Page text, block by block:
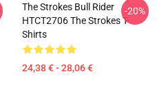
The Strokes Bull Rider
HTCT2706 The Strokes T-
Shirts
24,38 € - 28,06 €
-20%